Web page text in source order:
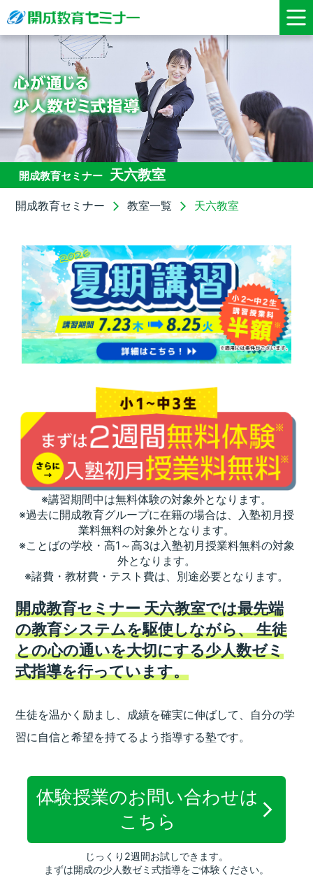
開成教育セミナー 天六教室
開成教育セミナー 教室一覧 天六教室
※講習期間中は無料体験の対象外となります。
※過去に開成教育グループに在籍の場合は、入塾初月授
業料無料の対象外となります。
※ことばの学校・高1～高3は入塾初月授業料無料の対象
外となります。
※諸費・教材費・テスト費は、別途必要となります。
開成教育セミナー 天六教室では最先端
の教育システムを駆使しながら、生徒
との心の通いを大切にする少人数ゼミ
式指導を行っています。
生徒を温かく励まし、成績を確実に伸ばして、 自分の学
習に自信と希望を持てるよう指導する塾です。
体験授業のお問い合わせは
こちら
じっくり2週間お試しできます。
まずは開成の少人数ゼミ式指導をご体験ください。